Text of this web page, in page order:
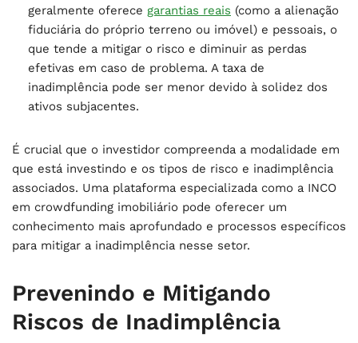
geralmente oferece garantias reais (como a alienação
fiduciária do próprio terreno ou imóvel) e pessoais, o
que tende a mitigar o risco e diminuir as perdas
efetivas em caso de problema. A taxa de
inadimplência pode ser menor devido à solidez dos
ativos subjacentes.
É crucial que o investidor compreenda a modalidade em
que está investindo e os tipos de risco e inadimplência
associados. Uma plataforma especializada como a INCO
em crowdfunding imobiliário pode oferecer um
conhecimento mais aprofundado e processos específicos
para mitigar a inadimplência nesse setor.
Prevenindo e Mitigando
Riscos de Inadimplência